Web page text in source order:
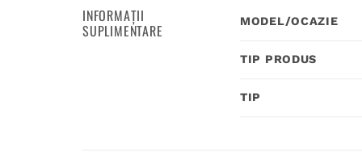
INFORMAȚII
SUPLIMENTARE MODEL/OCAZIE
TIP PRODUS
TIP